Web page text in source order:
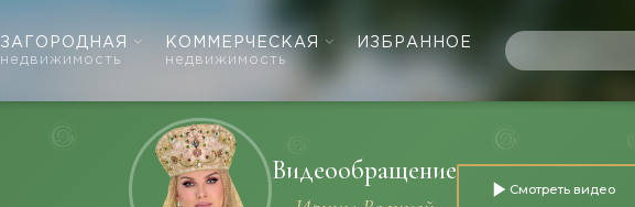
ЗАГОРОДНАЯ
недвижимость
КОММЕРЧЕСКАЯ
недвижимость
ИЗБРАННОЕ
Видеообращение
Смотреть видео